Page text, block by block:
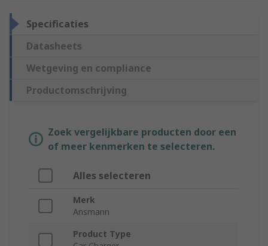
Specificaties
Datasheets
Wetgeving en compliance
Productomschrijving
Zoek vergelijkbare producten door een
of meer kenmerken te selecteren.
Alles selecteren
Merk
Ansmann
Product Type